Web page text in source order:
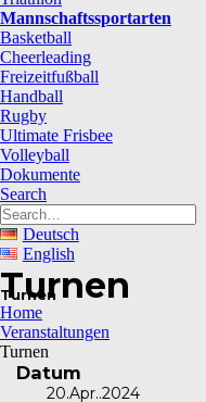
Mannschaftssportarten
Basketball
Cheerleading
Freizeitfußball
Handball
Rugby
Ultimate Frisbee
Volleyball
Dokumente
Search
Deutsch
English
Turnen
Turnen
Home
Veranstaltungen
Turnen
Datum
20.Apr..2024